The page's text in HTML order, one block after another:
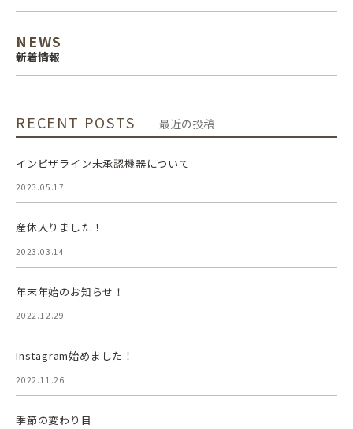
NEWS
新着情報
RECENT POSTS 最近の投稿
インビザライン未承認機器について
2023.05.17
産休入りました！
2023.03.14
年末年始のお知らせ！
2022.12.29
Instagram始めました！
2022.11.26
季節の変わり目